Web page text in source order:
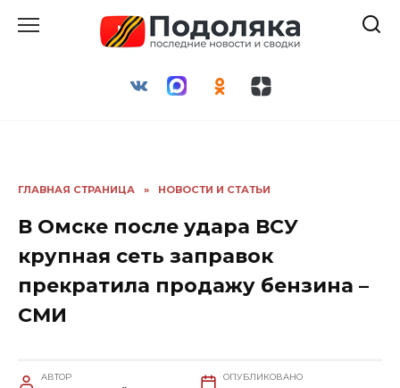
ГЛАВНАЯ СТРАНИЦА » НОВОСТИ И СТАТЬИ
В Омске после удара ВСУ
крупная сеть заправок
прекратила продажу бензина –
СМИ
АВТОР ОПУБЛИКОВАНО